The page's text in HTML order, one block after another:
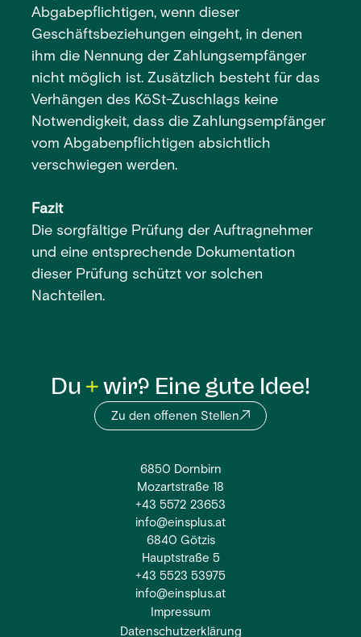
Abgabepflichtigen, wenn dieser
Geschäftsbeziehungen eingeht, in denen
ihm die Nennung der Zahlungsempfänger
nicht möglich ist. Zusätzlich besteht für das
Verhängen des KöSt-Zuschlags keine
Notwendigkeit, dass die Zahlungsempfänger
vom Abgabenpflichtigen absichtlich
verschwiegen werden.
Fazit
Die sorgfältige Prüfung der Auftragnehmer
und eine entsprechende Dokumentation
dieser Prüfung schützt vor solchen
Nachteilen.
Du wir? Eine gute Idee!
Zu den offenen Stellen
6850 Dornbirn
Mozartstraße 18
+43 5572 23653
info@einsplus.at
6840 Götzis
Hauptstraße 5
+43 5523 53975
info@einsplus.at
Impressum
Datenschutzerklärung